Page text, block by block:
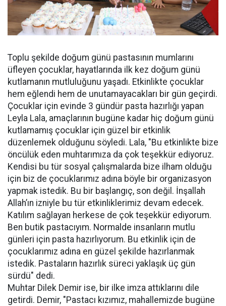
Toplu şekilde doğum günü pastasının mumlarını
üfleyen çocuklar, hayatlarında ilk kez doğum günü
kutlamanın mutluluğunu yaşadı. Etkinlikte çocuklar
hem eğlendi hem de unutamayacakları bir gün geçirdi.
Çocuklar için evinde 3 gündür pasta hazırlığı yapan
Leyla Lala, amaçlarının bugüne kadar hiç doğum günü
kutlamamış çocuklar için güzel bir etkinlik
düzenlemek olduğunu söyledi. Lala, "Bu etkinlikte bize
öncülük eden muhtarımıza da çok teşekkür ediyoruz.
Kendisi bu tür sosyal çalışmalarda bize ilham olduğu
için biz de çocuklarımız adına böyle bir organizasyon
yapmak istedik. Bu bir başlangıç, son değil. İnşallah
Allah’ın izniyle bu tür etkinliklerimiz devam edecek.
Katılım sağlayan herkese de çok teşekkür ediyorum.
Ben butik pastacıyım. Normalde insanların mutlu
günleri için pasta hazırlıyorum. Bu etkinlik için de
çocuklarımız adına en güzel şekilde hazırlanmak
istedik. Pastaların hazırlık süreci yaklaşık üç gün
sürdü" dedi.
Muhtar Dilek Demir ise, bir ilke imza attıklarını dile
getirdi. Demir, "Pastacı kızımız, mahallemizde bugüne